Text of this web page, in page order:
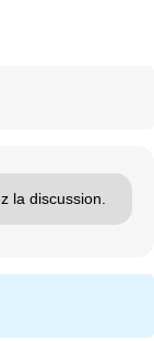
la discussion.